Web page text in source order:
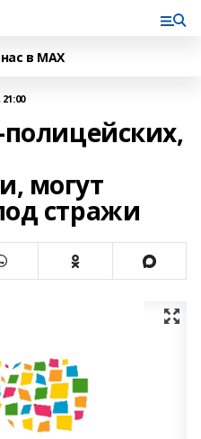
в MAX
полицейских,
могут
стражи